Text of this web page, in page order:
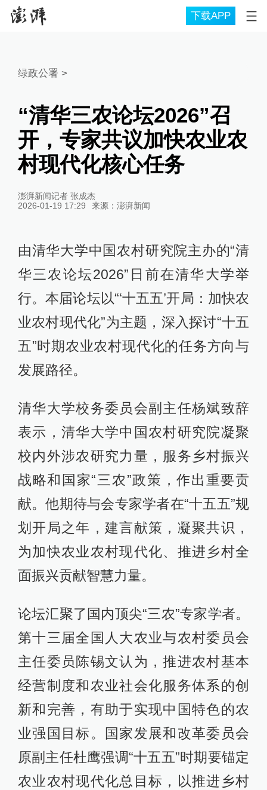
下载APP
绿政公署 >
“清华三农论坛2026”召
开，专家共议加快农业农
村现代化核心任务
澎湃新闻记者 张成杰
2026-01-19 17:29
来源： 澎湃新闻
由清华大学中国农村研究院主办的“清
华三农论坛2026”日前在清华大学举
行。本届论坛以“‘十五五’开局：加快农
业农村现代化”为主题，深入探讨“十五
五”时期农业农村现代化的任务方向与
发展路径。
清华大学校务委员会副主任杨斌致辞
表示，清华大学中国农村研究院凝聚
校内外涉农研究力量，服务乡村振兴
战略和国家“三农”政策，作出重要贡
献。他期待与会专家学者在“十五五”规
划开局之年，建言献策，凝聚共识，
为加快农业农村现代化、推进乡村全
面振兴贡献智慧力量。
论坛汇聚了国内顶尖“三农”专家学者。
第十三届全国人大农业与农村委员会
主任委员陈锡文认为，推进农村基本
经营制度和农业社会化服务体系的创
新和完善，有助于实现中国特色的农
业强国目标。国家发展和改革委员会
原副主任杜鹰强调“十五五”时期要锚定
农业农村现代化总目标，以推进乡村